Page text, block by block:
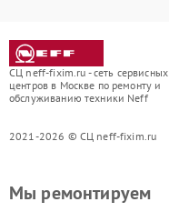
СЦ neff-fixim.ru - сеть сервисных
центров в Москве по ремонту и
обслуживанию техники Neff
2021-2026 © СЦ neff-fixim.ru
Мы ремонтируем